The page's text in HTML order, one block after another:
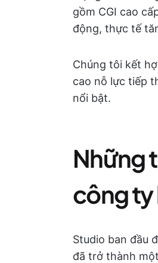
gồm CGI cao
động, thực tế
Chúng tôi kết
cao nỗ lực tiếp
nổi bật.
Những
công ty
Studio ban đầu
đã trở thành